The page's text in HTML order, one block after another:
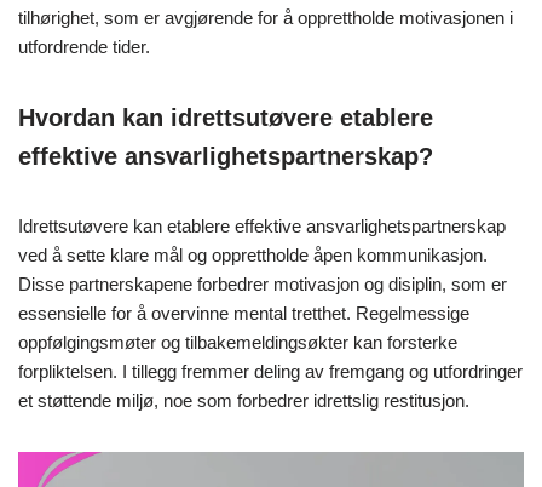
tilhørighet, som er avgjørende for å opprettholde motivasjonen i
utfordrende tider.
Hvordan kan idrettsutøvere etablere
effektive ansvarlighetspartnerskap?
Idrettsutøvere kan etablere effektive ansvarlighetspartnerskap
ved å sette klare mål og opprettholde åpen kommunikasjon.
Disse partnerskapene forbedrer motivasjon og disiplin, som er
essensielle for å overvinne mental tretthet. Regelmessige
oppfølgingsmøter og tilbakemeldingsøkter kan forsterke
forpliktelsen. I tillegg fremmer deling av fremgang og utfordringer
et støttende miljø, noe som forbedrer idrettslig restitusjon.